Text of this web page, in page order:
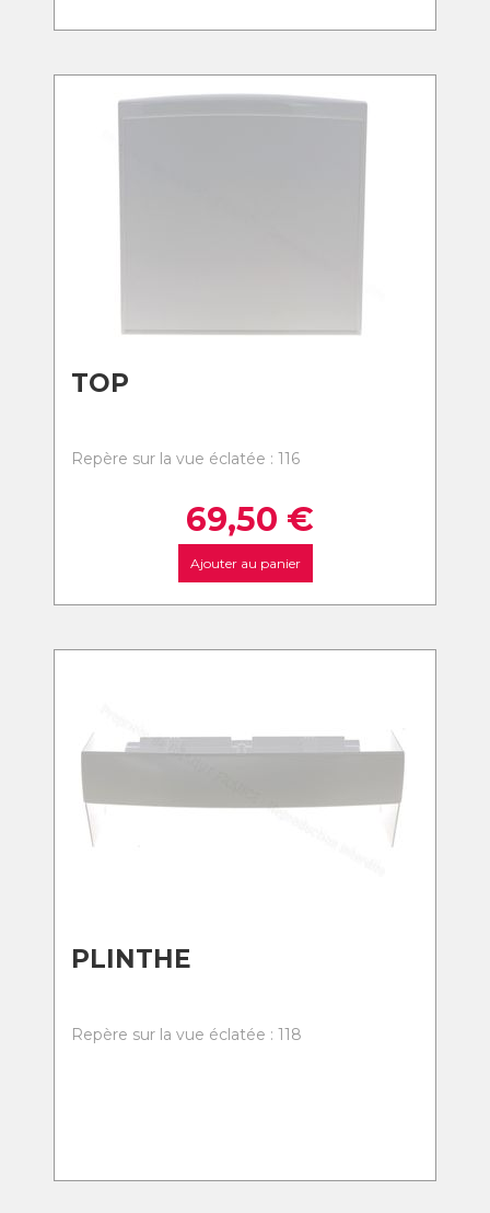
TOP
Repère sur la vue éclatée : 116
69,50 €
Ajouter au panier
PLINTHE
Repère sur la vue éclatée : 118